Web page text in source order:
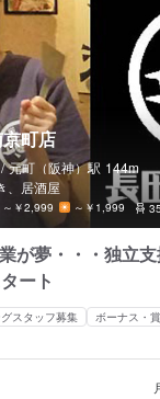
町店
元町（阪神）駅 144m
、居酒屋
～￥2,999 ～￥1,999
が夢・・・独立
ート
スタッフ募集 ボーナス・